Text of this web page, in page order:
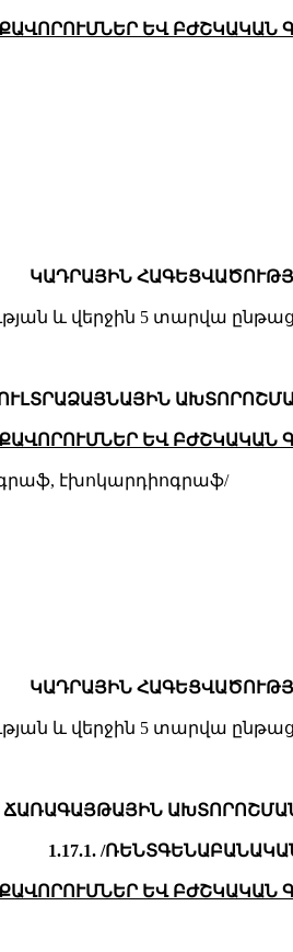
ԵՎ ԲԺՇԿԱԿԱՆ
ԿԱԴՐԱՅԻՆ
և վերջին 5 տարվա
ՈՒԼՏՐԱՁԱՅՆԱՅԻՆ
ԵՎ ԲԺՇԿԱԿԱՆ
էխոկարդիոգրաֆ/
ԿԱԴՐԱՅԻՆ
և վերջին 5 տարվա
ՃԱՌԱԳԱՅԹԱՅԻՆ
1.17.1. /
ԵՎ ԲԺՇԿԱԿԱՆ